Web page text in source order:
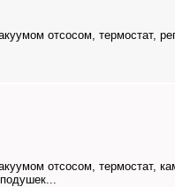
отсосом, термостат,
отсосом, термостат,